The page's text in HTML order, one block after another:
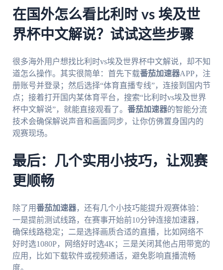
在国外怎么看比利时 vs 埃及世
界杯中文解说？试试这些步骤
很多海外用户想找比利时vs埃及世界杯中文解说，却不知
道怎么操作。其实很简单：首先下载番茄加速器APP，注
册账号并登录；然后选择“体育直播专线”，连接到国内节
点；接着打开国内某体育平台，搜索“比利时vs埃及世界
杯中文解说”，就能直接观看了。 番茄加速器的智能分流
技术会确保解说声音和画面同步，让你仿佛置身国内的
观赛现场。
最后：几个实用小技巧，让观赛
更顺畅
除了用番茄加速器，还有几个小技巧能提升观赛体验：
一是提前测试线路，在赛事开始前10分钟连接加速器，
确保线路稳定；二是选择画质合适的直播，比如网络不
好时选1080P，网络好时选4K；三是关闭其他占用带宽的
应用，比如下载软件或视频通话，避免影响直播流畅
度。